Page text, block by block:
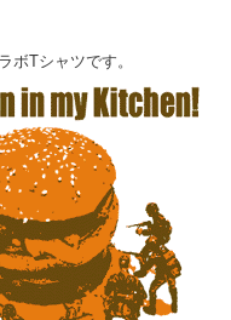
Tシャツです。